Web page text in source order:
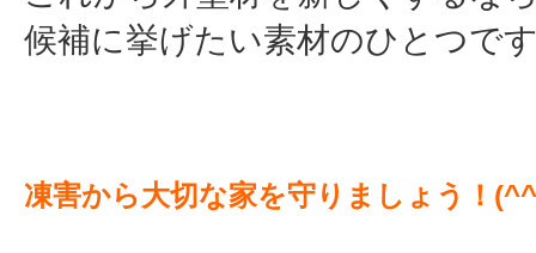
候補に挙げたい素材のひとつで
凍害から大切な家を守りましょう！